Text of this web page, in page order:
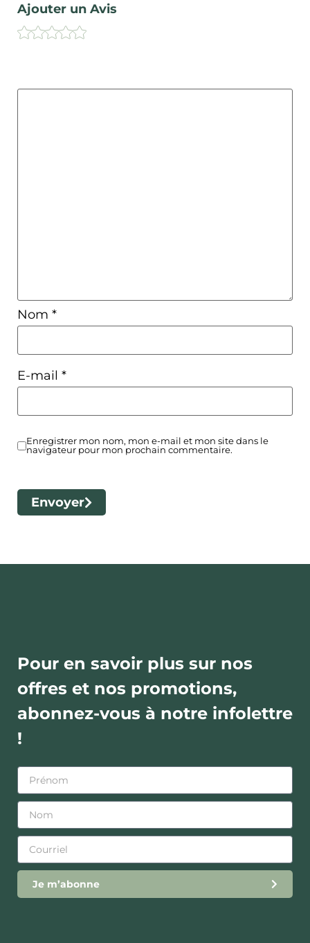
Ajouter un Avis
Nom *
E-mail *
Enregistrer mon nom, mon e-mail et mon site dans le
navigateur pour mon prochain commentaire.
Envoyer
Pour en savoir plus sur nos
offres et nos promotions,
abonnez-vous à notre infolettre
!
Je m’abonne